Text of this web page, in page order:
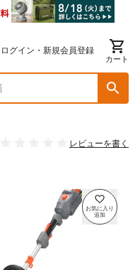
ログイン・新規会員登録
カート
レビューを書く